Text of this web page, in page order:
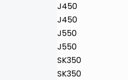
J450
J450
J550
J550
SK350
SK350